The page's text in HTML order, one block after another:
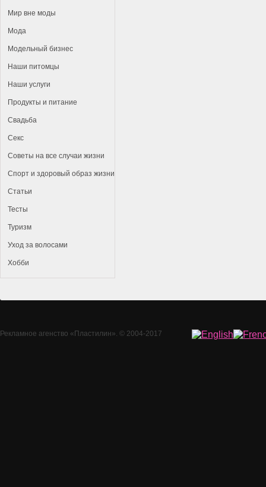
Мир вне моды
Мода
Модельный бизнес
Наши питомцы
Наши услуги
Продукты и питание
Свадьба
Секс
Советы на все случаи жизни
Спорт и здоровый образ жизни
Статьи
Тесты
Туризм
Уход за волосами
Хобби
Рекламное агенство «Пластилин». © 2004-2017